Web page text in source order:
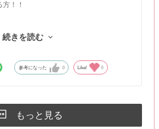
！！
雰囲気になれました😽
たっていて、
す👀✨
続きを読む
参考になった 0 Like! 0
もっと見る